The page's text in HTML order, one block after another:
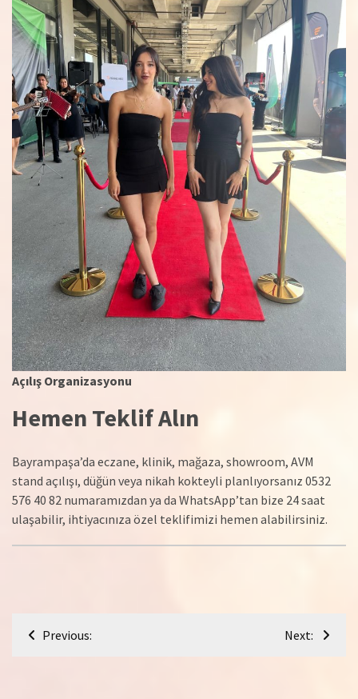
Açılış Organizasyonu
Hemen Teklif Alın
Bayrampaşa’da eczane, klinik, mağaza, showroom, AVM
stand açılışı, düğün veya nikah kokteyli planlıyorsanız 0532
576 40 82 numaramızdan ya da WhatsApp’tan bize 24 saat
ulaşabilir, ihtiyacınıza özel teklifimizi hemen alabilirsiniz.
YazıPrevious: Next: